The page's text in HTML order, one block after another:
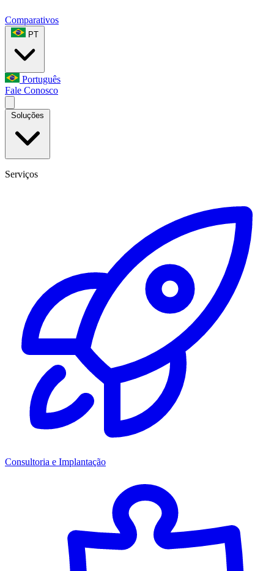
Comparativos
PT
Português
Fale Conosco
Soluções
Serviços
Consultoria e Implantação